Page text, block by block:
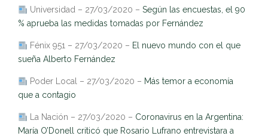
Universidad – 27/03/2020 – Según las encuestas, el 90
% aprueba las medidas tomadas por Fernández
Fénix 951 – 27/03/2020 – El nuevo mundo con el que
sueña Alberto Fernández
Poder Local – 27/03/2020 – Más temor a economía
que a contagio
La Nación – 27/03/2020 – Coronavirus en la Argentina:
María O’Donell criticó que Rosario Lufrano entrevistara a